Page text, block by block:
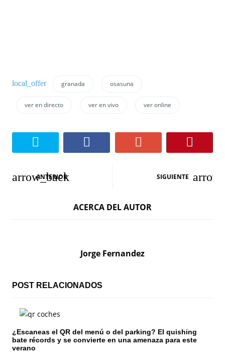
granada osasuna
ver en directo ver en vivo ver online
N
c
ó
n
ANTERIOR SIGUIENTE
ACERCA DEL AUTOR
Jorge Fernandez
POST RELACIONADOS
¿Escaneas el QR del menú o del parking? El quishing
bate récords y se convierte en una amenaza para este
verano